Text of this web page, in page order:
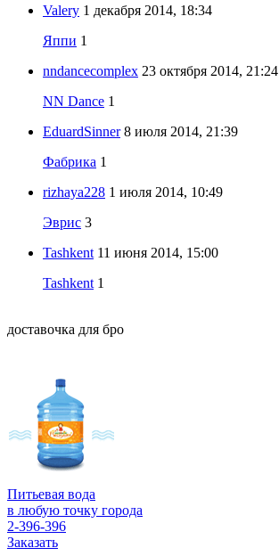
Valery 1 декабря 2014, 18:34
Яппи 1
nndancecomplex 23 октября 2014, 21:24
NN Dance 1
EduardSinner 8 июля 2014, 21:39
Фабрика 1
rizhaya228 1 июля 2014, 10:49
Эврис 3
Tashkent 11 июня 2014, 15:00
Tashkent 1
доставочка для бро
Питьевая вода
в любую точку города
2-396-396
Заказать